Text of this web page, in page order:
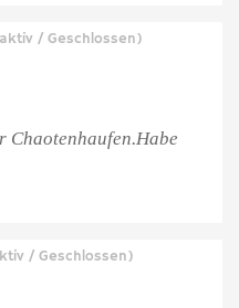
/ Geschlossen)
/ Geschlossen)